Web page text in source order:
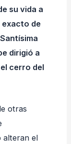
su vida a
de
dirigió a
cerro del
otras
alteran el